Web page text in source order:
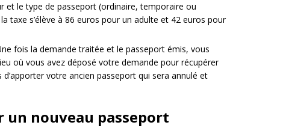
et le type de passeport (ordinaire, temporaire ou
taxe s’élève à 86 euros pour un adulte et 42 euros pour
fois la demande traitée et le passeport émis, vous
où vous avez déposé votre demande pour récupérer
votre ancien passeport qui sera annulé et
un nouveau passeport